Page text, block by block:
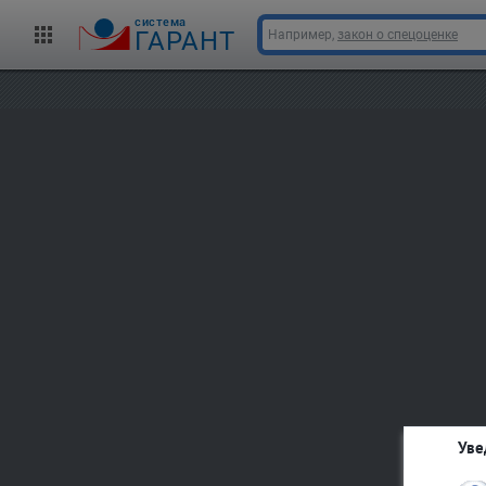
cистема
ГАРАНТ Например, закон о спецоценке